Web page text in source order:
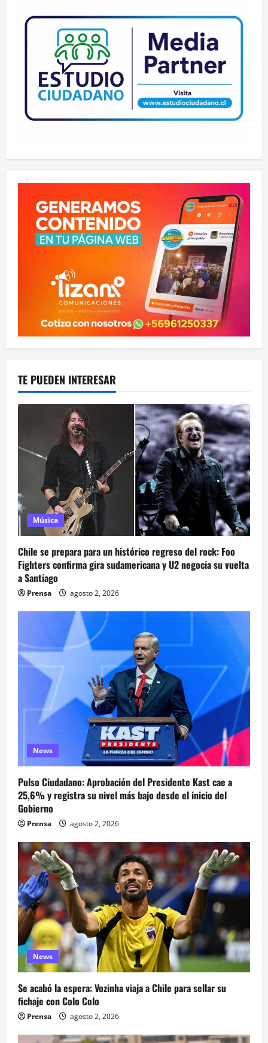
TE PUEDEN INTERESAR
Música
Chile se prepara para un histórico regreso del rock: Foo
Fighters confirma gira sudamericana y U2 negocia su vuelta
a Santiago
Prensa agosto 2, 2026
News
Pulso Ciudadano: Aprobación del Presidente Kast cae a
25,6% y registra su nivel más bajo desde el inicio del
Gobierno
Prensa agosto 2, 2026
News
Se acabó la espera: Vozinha viaja a Chile para sellar su
fichaje con Colo Colo
Prensa agosto 2, 2026